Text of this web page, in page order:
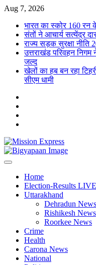
Skip
content
Aug 7, 2026
भारत का स्कोर 160 रन
संतों ने आचार्य सत्येंद्र
राज्य सड़क सुरक्षा नीति
उत्तराखंड परिवहन
जल्द
खेलों का हब बन रहा
सीएम धामी
Home
Election-Results LIVE
Uttarakhand
Dehradun News
Rishikesh News
Roorkee News
Crime
Health
Carona News
National